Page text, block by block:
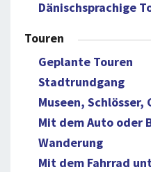
Dänischsprachige
Touren
Geplante Touren
Stadtrundgang
Museen,
Mit dem Auto oder
Wanderung
Mit dem Fahrrad